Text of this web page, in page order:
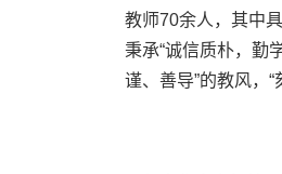
教师70余人，其中
秉承“诚信质朴，勤
谨、善导”的教风，